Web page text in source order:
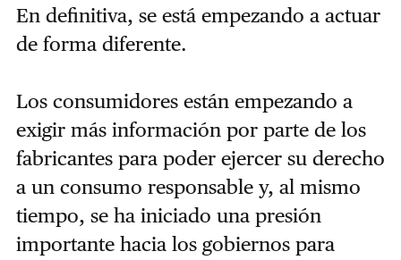
En definitiva, se está empezando a actuar
de forma diferente.
Los consumidores están empezando a
exigir más información por parte de los
fabricantes para poder ejercer su derecho
a un consumo responsable y, al mismo
tiempo, se ha iniciado una presión
importante hacia los gobiernos para